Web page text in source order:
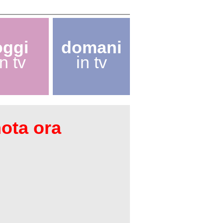
tv
domani
in tv
ora